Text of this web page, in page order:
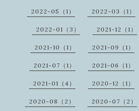
2022-05（1） 2022-03（1）
2022-01（3） 2021-12（1）
2021-10（1） 2021-09（1）
2021-07（1） 2021-06（1）
2021-01（4） 2020-12（1）
2020-08（2） 2020-07（2）